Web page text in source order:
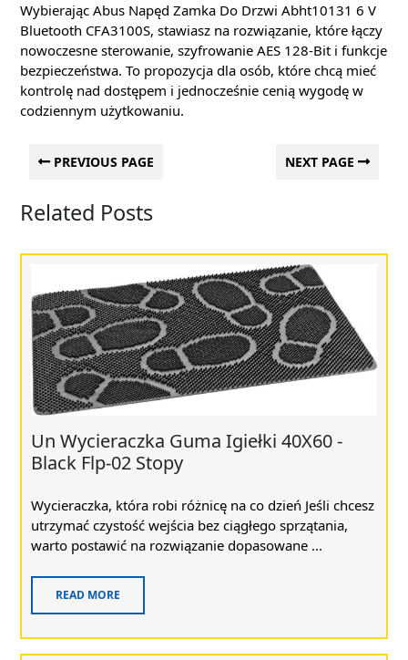
Wybierając Abus Napęd Zamka Do Drzwi Abht10131 6 V
Bluetooth CFA3100S, stawiasz na rozwiązanie, które łączy
nowoczesne sterowanie, szyfrowanie AES 128-Bit i funkcje
bezpieczeństwa. To propozycja dla osób, które chcą mieć
kontrolę nad dostępem i jednocześnie cenią wygodę w
codziennym użytkowaniu.
PREVIOUS PAGE NEXT PAGE
Related Posts
Un Wycieraczka Guma Igiełki 40X60 -
Black Flp-02 Stopy
Wycieraczka, która robi różnicę na co dzień Jeśli chcesz
utrzymać czystość wejścia bez ciągłego sprzątania,
warto postawić na rozwiązanie dopasowane ...
READ MORE